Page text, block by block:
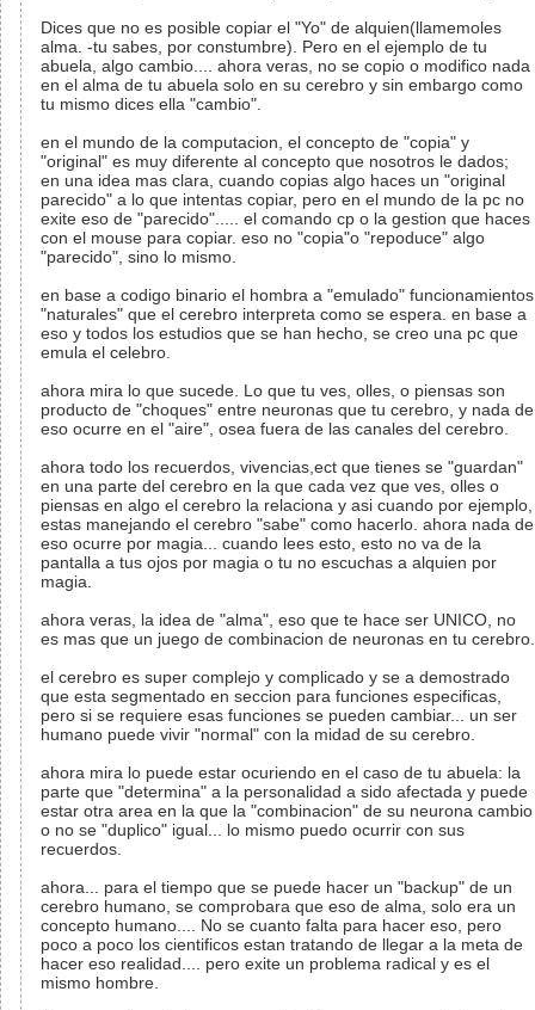
Dices que no es posible copiar el "Yo" de alquien(llamemoles
alma. -tu sabes, por constumbre). Pero en el ejemplo de tu
abuela, algo cambio.... ahora veras, no se copio o modifico nada
en el alma de tu abuela solo en su cerebro y sin embargo como
tu mismo dices ella "cambio".
en el mundo de la computacion, el concepto de "copia" y
"original" es muy diferente al concepto que nosotros le dados;
en una idea mas clara, cuando copias algo haces un "original
parecido" a lo que intentas copiar, pero en el mundo de la pc no
exite eso de "parecido"..... el comando cp o la gestion que haces
con el mouse para copiar. eso no "copia"o "repoduce" algo
"parecido", sino lo mismo.
en base a codigo binario el hombra a "emulado" funcionamientos
"naturales" que el cerebro interpreta como se espera. en base a
eso y todos los estudios que se han hecho, se creo una pc que
emula el celebro.
ahora mira lo que sucede. Lo que tu ves, olles, o piensas son
producto de "choques" entre neuronas que tu cerebro, y nada de
eso ocurre en el "aire", osea fuera de las canales del cerebro.
ahora todo los recuerdos, vivencias,ect que tienes se "guardan"
en una parte del cerebro en la que cada vez que ves, olles o
piensas en algo el cerebro la relaciona y asi cuando por ejemplo,
estas manejando el cerebro "sabe" como hacerlo. ahora nada de
eso ocurre por magia... cuando lees esto, esto no va de la
pantalla a tus ojos por magia o tu no escuchas a alquien por
magia.
ahora veras, la idea de "alma", eso que te hace ser UNICO, no
es mas que un juego de combinacion de neuronas en tu cerebro.
el cerebro es super complejo y complicado y se a demostrado
que esta segmentado en seccion para funciones especificas,
pero si se requiere esas funciones se pueden cambiar... un ser
humano puede vivir "normal" con la midad de su cerebro.
ahora mira lo puede estar ocuriendo en el caso de tu abuela: la
parte que "determina" a la personalidad a sido afectada y puede
estar otra area en la que la "combinacion" de su neurona cambio
o no se "duplico" igual... lo mismo puedo ocurrir con sus
recuerdos.
ahora... para el tiempo que se puede hacer un "backup" de un
cerebro humano, se comprobara que eso de alma, solo era un
concepto humano.... No se cuanto falta para hacer eso, pero
poco a poco los cientificos estan tratando de llegar a la meta de
hacer eso realidad.... pero exite un problema radical y es el
mismo hombre.